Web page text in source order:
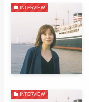
INTERVIEW
INTERVIEW